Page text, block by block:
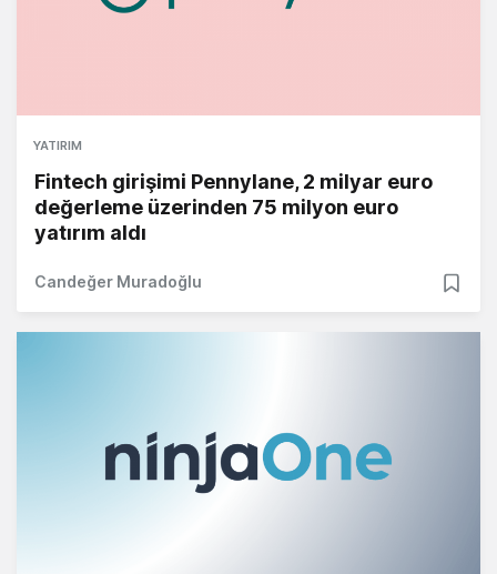
YATIRIM
Fintech girişimi Pennylane, 2 milyar euro
değerleme üzerinden 75 milyon euro
yatırım aldı
Candeğer Muradoğlu